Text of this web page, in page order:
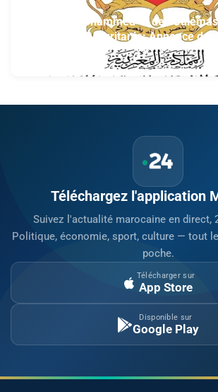
Fondation Mohammed VI des
section de la Mauritanie: Annonce des
concours des manuscrits et des
islamiques africains
Téléchargez l'application
Suivez l'actualité marocaine en direct,
Politique, économie, sport, culture — tout
poche.
Télécharger sur
App Store
Disponible sur
Google Play